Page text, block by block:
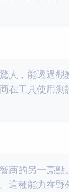
人，能透過
在工具使用
商的另一亮
這種能力在野